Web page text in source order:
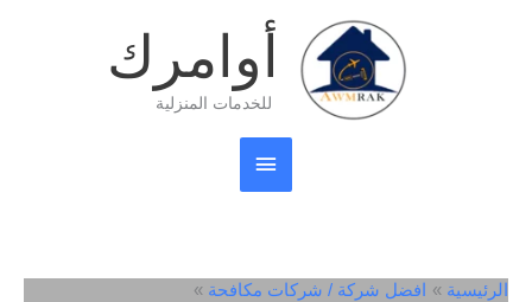
أوامرك
للخدمات المنزلية
القائمة
الرئيسية
الرئيسية
افضل شركة / شركات مكافحة